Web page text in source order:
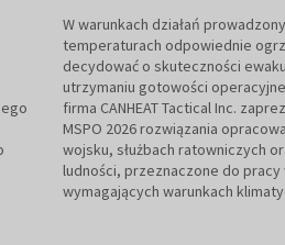
W warunkach działań
temperaturach odpowiednie
decydować o skuteczności
utrzymaniu gotowości
firma CANHEAT Tactical Inc.
MSPO 2026 rozwiązania
wojsku, służbach ratowniczych
ludności, przeznaczone do pracy
wymagających warunkach